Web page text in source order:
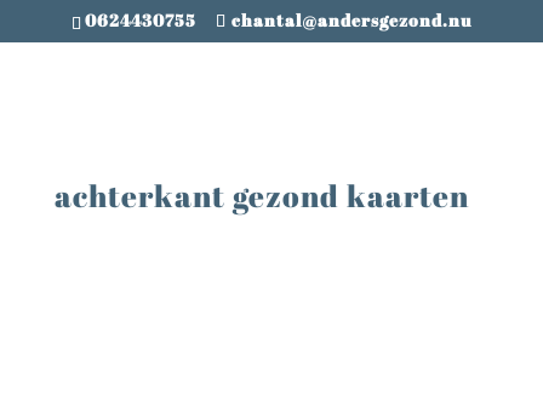
0624430755 chantal@andersgezond.nu
achterkant gezond kaarten